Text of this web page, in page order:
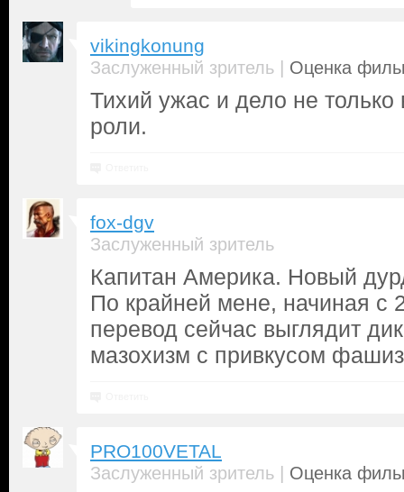
vikingkonung
Заслуженный зритель | Оценка
Тихий ужас и дело не только
роли.
fox-dgv
Заслуженный зритель
Капитан Америка. Новый
По крайней мене, начиная с
перевод сейчас выглядит
мазохизм с привкусом
PRO100VETAL
Заслуженный зритель | Оценка